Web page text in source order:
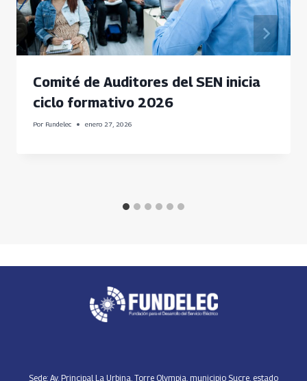
Comité de Auditores del SEN inicia
ciclo formativo 2026
Por Fundelec enero 27, 2026
Sede: Av. Principal La Urbina, Torre Olympia, municipio Sucre, estado